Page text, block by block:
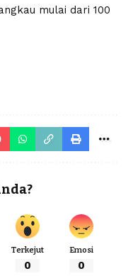
mulai dari 100
Terkejut
0
Emosi
0